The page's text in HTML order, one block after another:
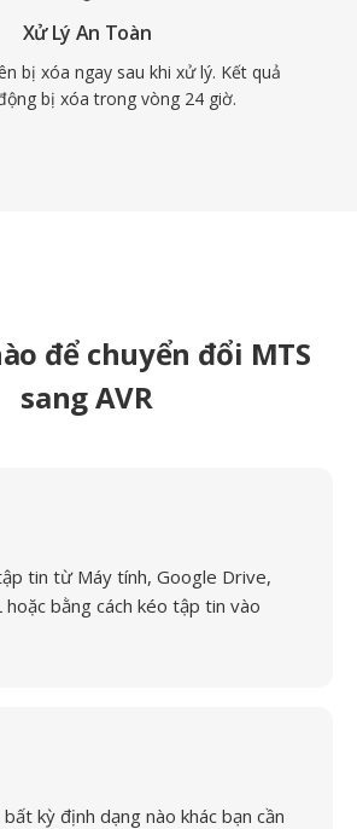
Xử Lý An Toàn
bị xóa ngay sau khi xử lý. Kết quả
bị xóa trong vòng 24 giờ.
để chuyển đổi MTS
sang AVR
tin từ Máy tính, Google Drive,
bằng cách kéo tập tin vào
kỳ định dạng nào khác bạn cần